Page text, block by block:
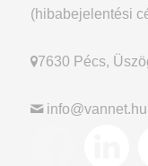
(hibabejelentési
7630 Pécs,
info@vannet.hu